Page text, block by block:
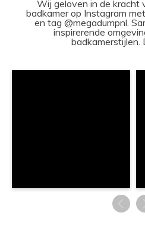
Wij geloven in de kracht
badkamer op Instagram
en tag @megadumpnl.
inspirerende
badkamerstijlen.